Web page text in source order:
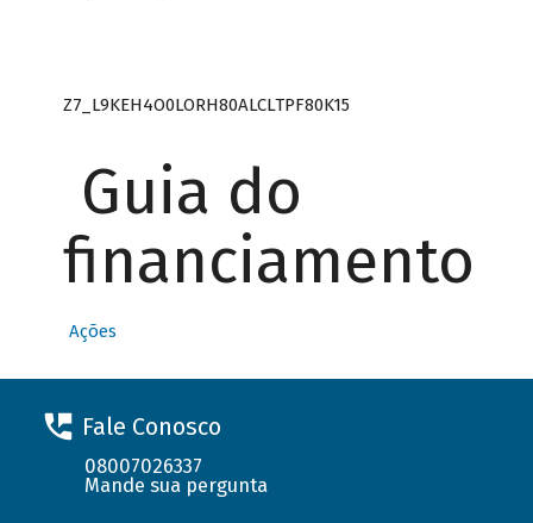
Z7_L9KEH4O0LORH80ALCLTPF80K15
Guia do
financiamento
Ações
Fale Conosco
08007026337
Mande sua pergunta